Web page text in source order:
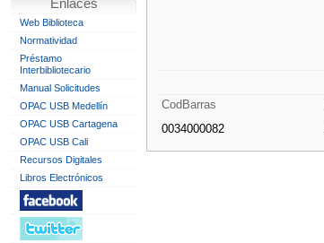
Enlaces
Web Biblioteca
Normatividad
Préstamo
Interbibliotecario
Manual Solicitudes
OPAC USB Medellín
OPAC USB Cartagena
OPAC USB Cali
Recursos Digitales
Libros Electrónicos
CodBarras
0034000082